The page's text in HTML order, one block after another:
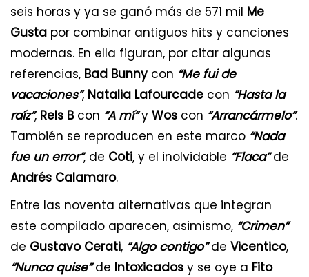
seis horas y ya se ganó más de 571 mil Me
Gusta por combinar antiguos hits y canciones
modernas. En ella figuran, por citar algunas
referencias, Bad Bunny con “Me fui de
vacaciones”, Natalia Lafourcade con “Hasta la
raíz”, Rels Bcon “A mí”y Wos con “Arrancármelo”.
También se reproducen en este marco “Nada
fue un error”, de Coti, y el inolvidable “Flaca”de
Andrés Calamaro.
Entre las noventa alternativas que integran
este compilado aparecen, asimismo, “Crimen”
de Gustavo Cerati, “Algo contigo”de Vicentico,
“Nunca quise”de Intoxicados y se oye a Fito